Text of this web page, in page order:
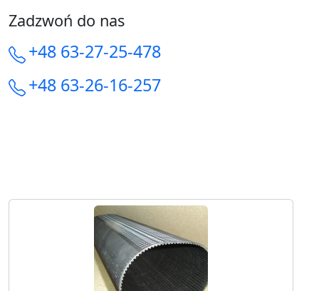
Zadzwoń do nas
+48 63-27-25-478
+48 63-26-16-257